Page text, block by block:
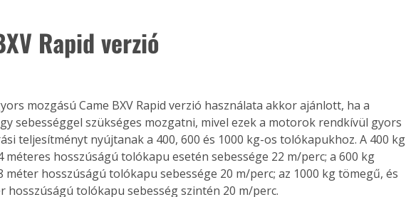
Gyógyító növények: a
természet kincsei az
Rapid verzió
mozgású Came BXV Rapid verzió használata akkor ajánlott, ha a
sebességgel szükséges mozgatni, mivel ezek a motorok rendkívül gyors
teljesítményt nyújtanak a 400, 600 és 1000 kg-os tolókapukhoz. A 400 kg
méteres hosszúságú tolókapu esetén sebessége 22 m/perc; a 600 kg
méter hosszúságú tolókapu sebessége 20 m/perc; az 1000 kg tömegű, és
hosszúságú tolókapu sebesség szintén 20 m/perc.